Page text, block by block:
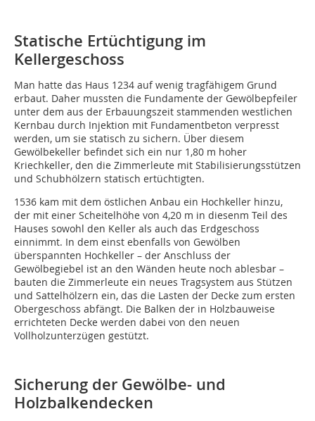
Statische Ertüchtigung im
Kellergeschoss
Man hatte das Haus 1234 auf wenig tragfähigem Grund
erbaut. Daher mussten die Fundamente der Gewölbepfeiler
unter dem aus der Erbauungszeit stammenden westlichen
Kernbau durch Injektion mit Fundamentbeton verpresst
werden, um sie statisch zu sichern. Über diesem
Gewölbekeller befindet sich ein nur 1,80 m hoher
Kriechkeller, den die Zimmerleute mit Stabilisierungsstützen
und Schubhölzern statisch ertüchtigten.
1536 kam mit dem östlichen Anbau ein Hochkeller hinzu,
der mit einer Scheitelhöhe von 4,20 m in diesenm Teil des
Hauses sowohl den Keller als auch das Erdgeschoss
einnimmt. In dem einst ebenfalls von Gewölben
überspannten Hochkeller – der Anschluss der
Gewölbegiebel ist an den Wänden heute noch ablesbar –
bauten die Zimmerleute ein neues Tragsystem aus Stützen
und Sattelhölzern ein, das die Lasten der Decke zum ersten
Obergeschoss abfängt. Die Balken der in Holzbauweise
errichteten Decke werden dabei von den neuen
Vollholzunterzügen gestützt.
Sicherung der Gewölbe- und
Holzbalkendecken